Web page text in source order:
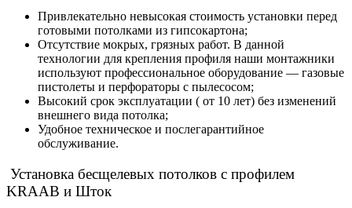
Привлекательно невысокая стоимость установки перед
готовыми потолками из гипсокартона;
Отсутствие мокрых, грязных работ. В данной
технологии для крепления профиля наши монтажники
используют профессиональное оборудование — газовые
пистолеты и перфораторы с пылесосом;
Высокий срок эксплуатации ( от 10 лет) без изменений
внешнего вида потолка;
Удобное техническое и послегарантийное
обслуживание.
Установка бесщелевых потолков с профилем
KRAAB и Шток